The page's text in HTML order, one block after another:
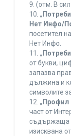
9. (отм. В
10. „
Нет Инфо/
посетител
Нет Инфо.
11. „
от букви,
запазва
дължина и
символите
12. „ Профил
част от
съдържаща
изисквана